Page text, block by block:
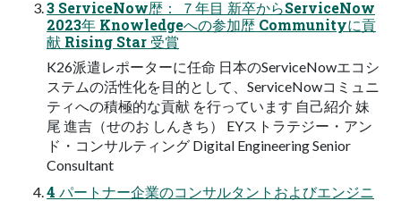
3 ServiceNow歴： ７年目 新卒からServiceNow
2023年 Knowledgeへの参加歴 Communityに貢
献 Rising Star 受賞
K26派遣レポーターに任命 日本のServiceNowエコシ
ステムの活性化を目的として、ServiceNowコミュニ
ティへの積極的な貢献 を行っています 自己紹介 妹
尾 進吉（せのお しんきち） EYストラテジー・アン
ド・コンサルティング Digital Engineering Senior
Consultant
4 パートナー企業のコンサルタントおよびエンジニ